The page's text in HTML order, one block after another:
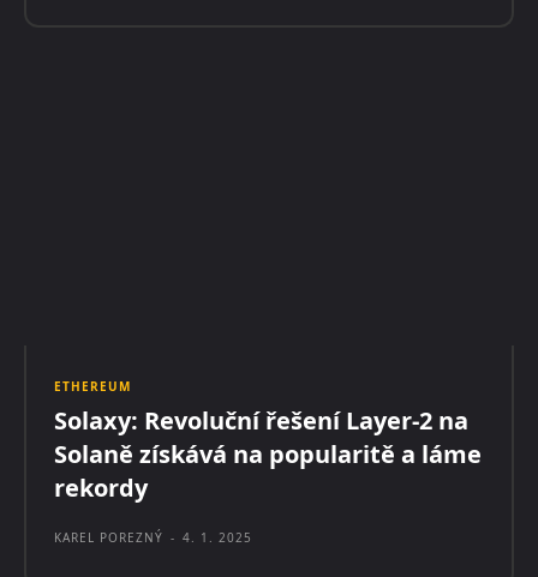
ETHEREUM
Solaxy: Revoluční řešení Layer-2 na
Solaně získává na popularitě a láme
rekordy
KAREL POREZNÝ - 4. 1. 2025